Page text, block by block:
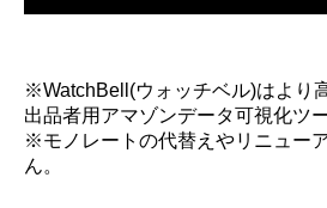
※WatchBell(ウォッチベル)はより
出品者用アマゾンデータ可視化ツ
※モノレートの代替えやリニュー
ん。